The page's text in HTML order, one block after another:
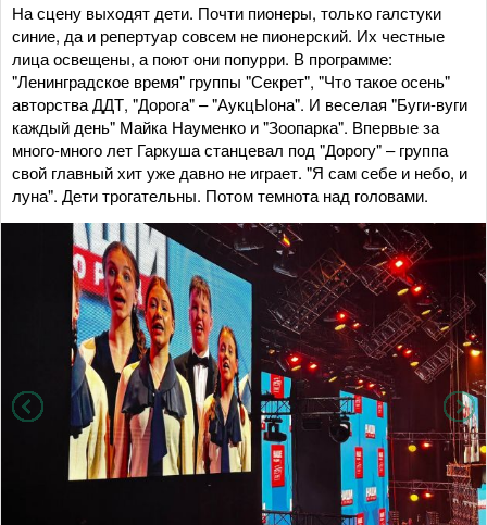
На сцену выходят дети. Почти пионеры, только галстуки
синие, да и репертуар совсем не пионерский. Их честные
лица освещены, а поют они попурри. В программе:
"Ленинградское время" группы "Секрет", "Что такое осень"
авторства ДДТ, "Дорога" – "АукцЫона". И веселая "Буги-вуги
каждый день" Майка Науменко и "Зоопарка". Впервые за
много-много лет Гаркуша станцевал под "Дорогу" – группа
свой главный хит уже давно не играет. "Я сам себе и небо, и
луна". Дети трогательны. Потом темнота над головами.